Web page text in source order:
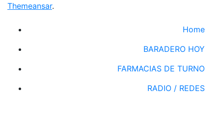
Themeansar.
Home
BARADERO HOY
FARMACIAS DE TURNO
RADIO / REDES